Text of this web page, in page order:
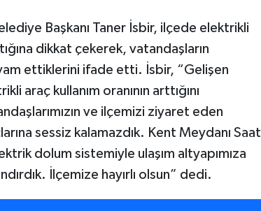
Başkanı Taner İsbir, ilçede elektrikli
dikkat çekerek, vatandaşların
ettiklerini ifade etti. İsbir, “Gelişen
araç kullanım oranının arttığını
ve ilçemizi ziyaret eden
sessiz kalamazdık. Kent Meydanı Saat
dolum sistemiyle ulaşım altyapımıza
İlçemize hayırlı olsun” dedi.